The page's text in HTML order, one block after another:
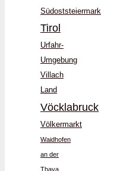
Südoststeiermark
Tirol
Urfahr-
Umgebung
Villach
Land
Vöcklabruck
Völkermarkt
Waidhofen
an der
Thaya